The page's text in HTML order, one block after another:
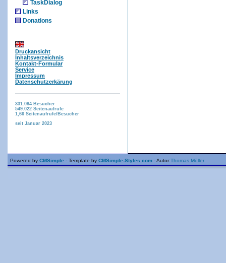
TaskDialog
Links
Donations
Druckansicht
Inhaltsverzeichnis
Kontakt-Formular
Service
Impressum
Datenschutzerkärung
331.084 Besucher
549.022 Seitenaufrufe
1,66 Seitenaufrufe/Besucher
seit Januar 2023
Powered by CMSimple - Template by CMSimple-Styles.com - Autor:Thomas Möller